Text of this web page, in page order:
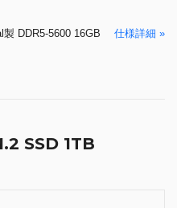
製 DDR5-5600 16GB 仕様詳細 »
SSD 1TB